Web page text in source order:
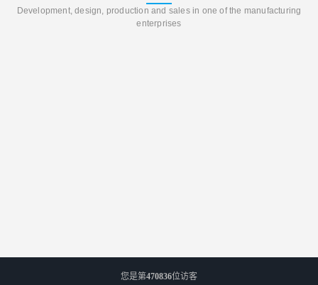
Development, design, production and sales in one of the manufacturing
enterprises
您是第470836位访客